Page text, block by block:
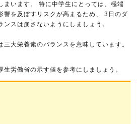
まいます。 特に中学生にとっては、極端
響を及ぼすリスクが高まるため、 3日のダ
スは崩さないようにしましょう。
大栄養素のバランスを意味しています。
労働省の示す値を参考にしましょう。